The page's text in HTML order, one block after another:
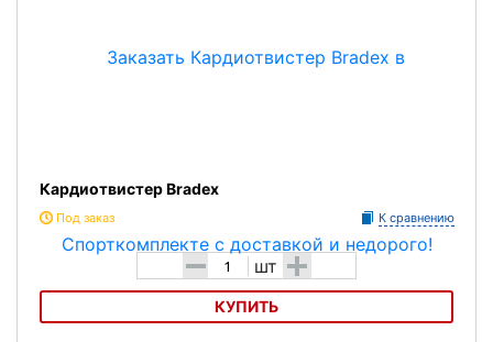
Кардиотвистер Bradex
Под заказ К сравнению
- шт +
КУПИТЬ